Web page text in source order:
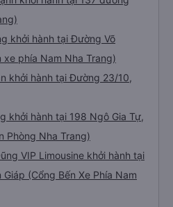
khởi hành tại Đường Võ
xe phía Nam Nha Trang)
khởi hành tại Đường 23/10,
khởi hành tại 198 Ngô Gia Tự,
Phòng Nha Trang)
VIP Limousine khởi hành tại
(Cổng Bến Xe Phía Nam